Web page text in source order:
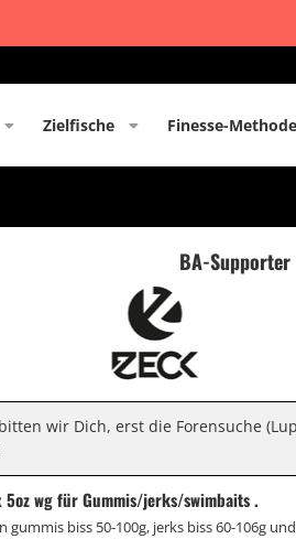
Zielfische Finesse-
BA-Supporter
wir Dich, erst die Forensuche
wg für Gummis/jerks/swimbaits .
biss 50-100g, jerks biss 60-106g